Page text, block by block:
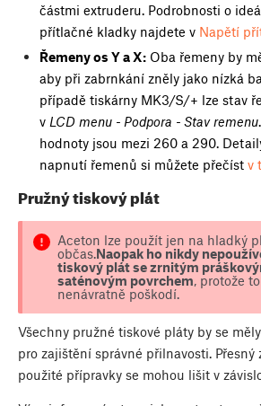
částmi extruderu. Podrobnosti o
přítlačné kladky najdete v Napětí
Řemeny os Y a X:Oba řemeny by
aby při zabrnkání zněly jako nízká
případě tiskárny MK3/S/+ lze stav
v LCD menu - Podpora - Stav remenu
hodnoty jsou mezi 260 a 290.
napnutí řemenů si můžete přečíst v
Pružný tiskový plát
Aceton lze použít jen na hladký
občas. Naopak ho nikdy
tiskový plát se zrnitým
saténovým povrchem , protože
nenávratně poškodí.
Všechny pružné tiskové pláty by se
pro zajištění správné přilnavosti. Přesný
použité přípravky se mohou lišit v